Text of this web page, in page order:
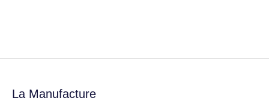
La Manufacture